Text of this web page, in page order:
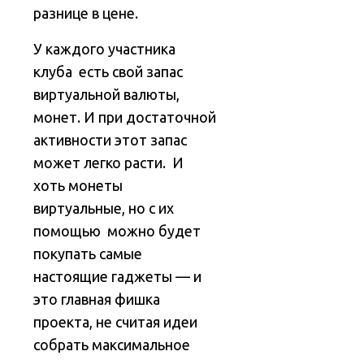
разнице в цене.
У каждого участника
клуба есть свой запас
виртуальной валюты,
монет. И при достаточной
активности этот запас
может легко расти. И
хоть монеты
виртуальные, но с их
помощью можно будет
покупать самые
настоящие гаджеты — и
это главная фишка
проекта, не считая идеи
собрать максимальное